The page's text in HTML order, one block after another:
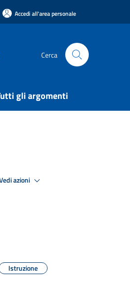
Accedi all'area personale
Cerca
gli argomenti
azioni
Istruzione